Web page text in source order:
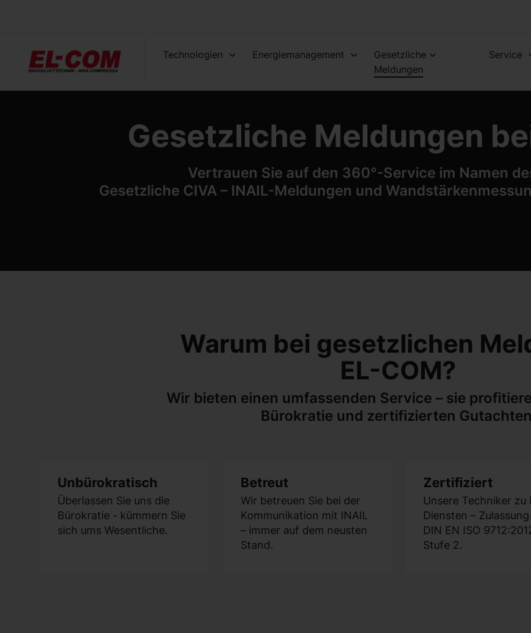
Technologien Energiemanagement
Gesetzliche
Meldungen
Service
Gesetzliche Meldungen
Vertrauen Sie auf den 360°-Service im Namen
Gesetzliche CIVA – INAIL-Meldungen und
Warum bei gesetzlichen
EL-COM?
Wir bieten einen umfassenden Service – sie
Bürokratie und zertifizierten
Unbürokratisch
Überlassen Sie uns die
Bürokratie - kümmern Sie
sich ums Wesentliche.
Betreut
Wir betreuen Sie bei der
Kommunikation mit INAIL
– immer auf dem neusten
Stand.
Zertifiziert
Unsere Techniker zu
Diensten –
DIN EN ISO
Stufe 2.